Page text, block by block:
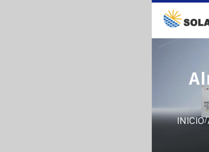
INICIO/